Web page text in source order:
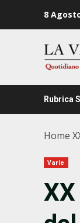
8
Rubrica
Home
Varie